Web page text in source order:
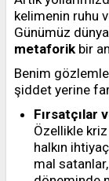
kelimenin ruhu
Günümüz
metaforikbir
Benim
şiddet yerine
Fırsatçılar
Özellikle
halkın
mal